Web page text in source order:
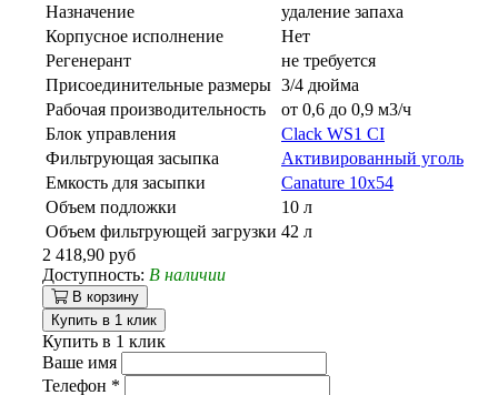
Назначение
удаление запаха
Корпусное исполнение
Нет
Регенерант
не требуется
Присоединительные размеры 3/4 дюйма
Рабочая производительность
от 0,6 до 0,9 м3/ч
Блок управления
Clack WS1 CI
Фильтрующая засыпка
Активированный уголь
Емкость для засыпки
Canature 10х54
Объем подложки
10 л
Объем фильтрующей загрузки 42 л
2 418,90 руб
Доступность: В наличии
В корзину
Купить в 1 клик
Купить в 1 клик
Ваше имя
Телефон *